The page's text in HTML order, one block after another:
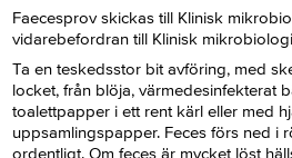
Faecesprov skickas till Klinisk
vidarebefordran till Klinisk
Ta en teskedsstor bit avföring, med
locket, från blöja, värmedesinfekterat
toalettpapper i ett rent kärl eller med
uppsamlingspapper. Feces förs ned i
ordentligt. Om feces är mycket löst